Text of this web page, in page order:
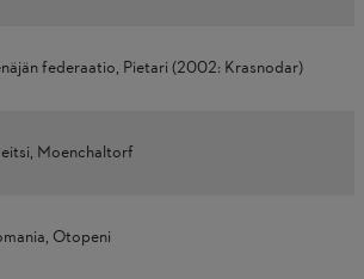
federaatio, Pietari (2002: Krasnodar)
Moenchaltorf
Otopeni